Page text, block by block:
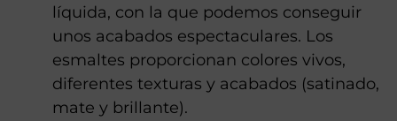
líquida, con la que podemos conseguir
unos acabados espectaculares. Los
esmaltes proporcionan colores vivos,
diferentes texturas y acabados (satinado,
mate y brillante).